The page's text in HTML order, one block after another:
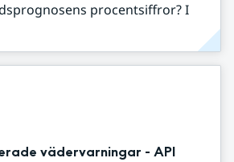
procentsiffror? I
vädervarningar - API